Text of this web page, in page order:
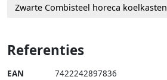
Zwarte Combisteel horeca koelkasten
Referenties
EAN 7422242897836